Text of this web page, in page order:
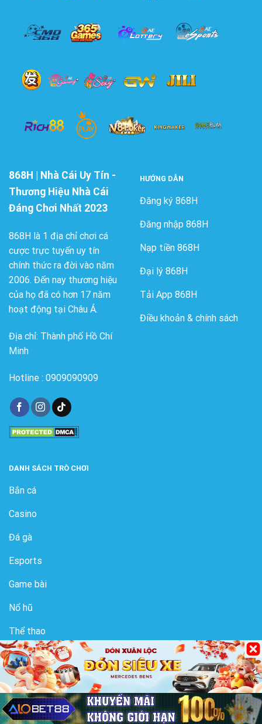
868H | Nhà Cái Uy Tín -
Thương Hiệu Nhà Cái
Đáng Chơi Nhất 2023
868H là 1 địa chỉ chơi cá
cược trực tuyến uy tín
chính thức ra đời vào năm
2006. Đến nay thương hiệu
của họ đã có hơn 17 năm
hoạt động tại Châu Á.
Địa chỉ: Thành phố Hồ Chí
Minh
Hotline : 0909090909
HƯỚNG DẪN
Đăng ký 868H
Đăng nhập 868H
Nạp tiền 868H
Đại lý 868H
Tải App 868H
Điều khoản & chính sách
DANH SÁCH TRÒ CHƠI
Bắn cá
Casino
Đá gà
Esports
Game bài
Nổ hũ
Thể thao
Xổ số
Copyright 2026 © 868H Reserved. Đối tácgi8,gi88,cf68,cfun68